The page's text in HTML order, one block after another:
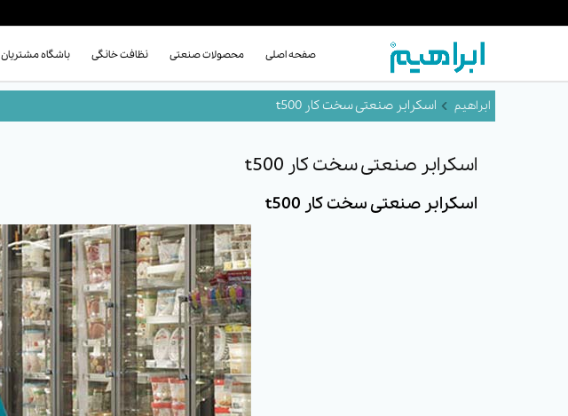
صفحه اصلی محصولات صنعتی نظافت خانگی باشگاه مشتریان
اسکرابر صنعتی سخت کار t500
اسکرابر صنعتی سخت کار t500
اسکرابر صنعتی سخت کار t500